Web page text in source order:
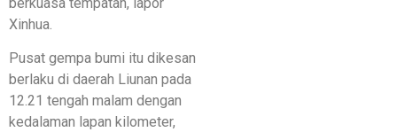
Xinhua.
Pusat gempa bumi itu dikesan
berlaku di daerah Liunan pada
12.21 tengah malam dengan
kedalaman lapan kilometer,